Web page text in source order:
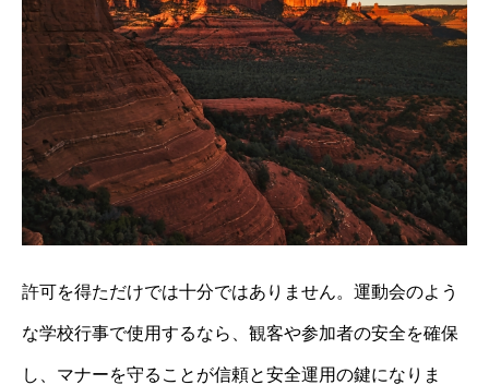
許可を得ただけでは十分ではありません。運動会のよう
な学校行事で使用するなら、観客や参加者の安全を確保
し、マナーを守ることが信頼と安全運用の鍵になりま